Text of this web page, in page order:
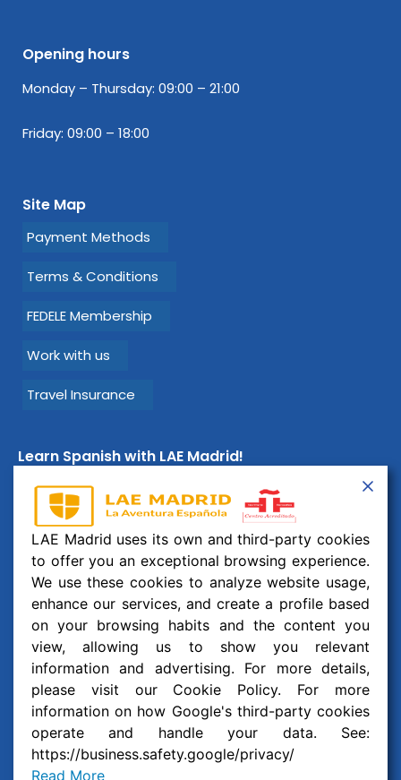
Opening hours
Monday – Thursday: 09:00 – 21:00
Friday: 09:00 – 18:00
Site Map
Payment Methods
Terms & Conditions
FEDELE Membership
Work with us
Travel Insurance
Learn Spanish with LAE Madrid!
Email:info@laemadrid.com
Phone: (+34) 912 19 69 91
Address:Calle Montesa 35, esc. izquierda, 2 izquierda.
28006 Madrid, España
Follow us
F
a
c
e
b
o
o
k
I
n
s
t
a
g
r
a
Y
o
u
t
u
e
W
h
a
t
s
a
p
p
© 2026 Business and Language College Spain S.L | All
Rights Reserved
Legal notice,Privacy policyand Cookie Policy
LAE Madrid uses its own and third-party cookies
to offer you an exceptional browsing experience.
We use these cookies to analyze website usage,
enhance our services, and create a profile based
on your browsing habits and the content you
view, allowing us to show you relevant
information and advertising. For more details,
please visit our Cookie Policy. For more
information on how Google's third-party cookies
operate and handle your data. See:
https://business.safety.google/privacy/
Read More